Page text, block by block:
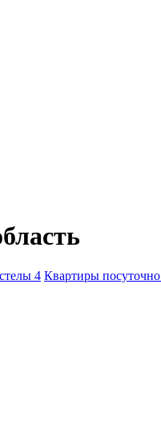
4 Квартиры посуточно